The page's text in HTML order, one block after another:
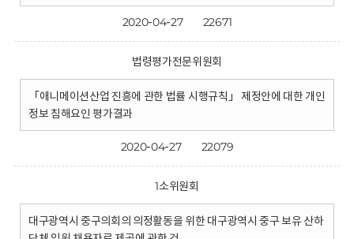
2020-04-27 22671
법령평가전문위원회
「애니메이션산업 진흥에 관한 법률 시행규칙」 제정안에 대한 개인
정보 침해요인 평가결과
2020-04-27 22079
1소위원회
대구광역시 중구의회의 의정활동을 위한 대구광역시 중구 보유 산하